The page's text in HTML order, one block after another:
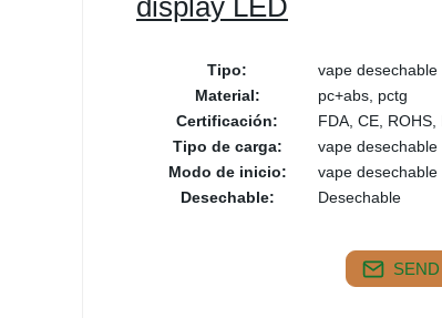
display LED
Tipo:
vape desechable
Material:
pc+abs, pctg
Certificación:
FDA, CE, ROHS,
Tipo de carga:
vape desechable
Modo de inicio:
vape desechable
Desechable:
Desechable